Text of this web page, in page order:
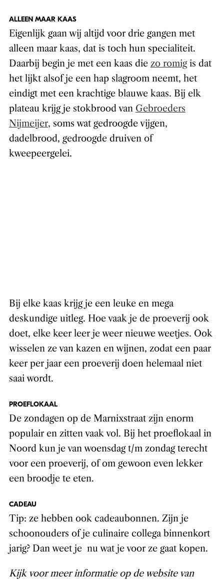
ALLEEN MAAR KAAS
Eigenlijk gaan wij altijd voor drie gangen met
alleen maar kaas, dat is toch hun specialiteit.
Daarbij begin je met een kaas die zo romigis dat
het lijkt alsof je een hap slagroom neemt, het
eindigt met een krachtige blauwe kaas. Bij elk
plateau krijg je stokbrood van Gebroeders
Nijmeijer, soms wat gedroogde vijgen,
dadelbrood, gedroogde druiven of
kweepeergelei.
Bij elke kaas krijg je een leuke en mega
deskundige uitleg. Hoe vaak je de proeverij ook
doet, elke keer leer je weer nieuwe weetjes. Ook
wisselen ze van kazen en wijnen, zodat een paar
keer per jaar een proeverij doen helemaal niet
saai wordt.
PROEFLOKAAL
De zondagen op de Marnixstraat zijn enorm
populair en zitten vaak vol. Bij het proeflokaal in
Noord kun je van woensdag t/m zondag terecht
voor een proeverij, of om gewoon even lekker
een broodje te eten.
CADEAU
Tip: ze hebben ook cadeaubonnen. Zijn je
schoonouders of je culinaire collega binnenkort
jarig? Dan weet je nu wat je voor ze gaat kopen.
Kijk voor meer informatie op de website van